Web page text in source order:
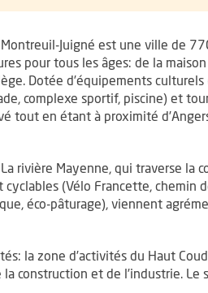
Juigné est une ville de
pour tous les âges: de la
Dotée d’équipements
complexe sportif, piscine) et
tout en étant à proximité
rivière Mayenne, qui traverse la
(Vélo Francette, chemin
éco-pâturage), viennent
la zone d’activités du Haut
construction et de l’industrie. Le